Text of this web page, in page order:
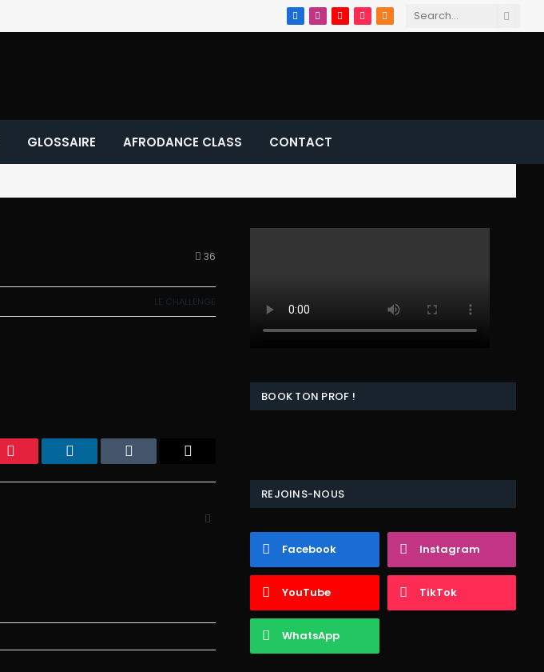
Facebook
Instagram
YouTube
TikTok
RSS
GLOSSAIRE AFRODANCE CLASS CONTACT
36
LE CHALLENGE
Pinterest LinkedIn Tumblr
BOOK TON PROF !
REJOINS-NOUS
Facebook Instagram
YouTube TikTok
WhatsApp